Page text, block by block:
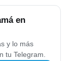
en
y lo más
tu Telegram.